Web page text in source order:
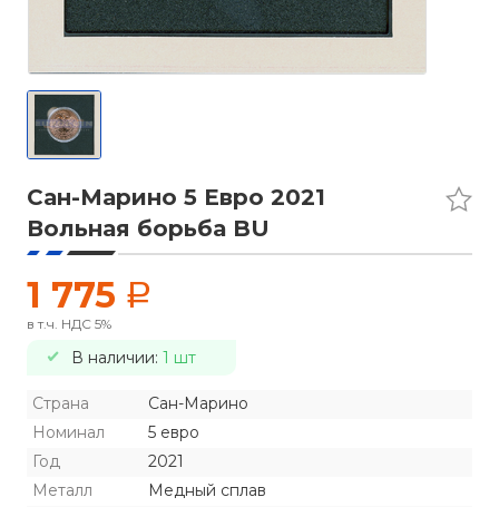
Сан-Марино 5 Евро 2021
Вольная борьба BU
1 775 a
в т.ч. НДС 5%
В наличии: 1 шт
Страна
Сан-Марино
Номинал
5 евро
Год
2021
Металл
Медный сплав